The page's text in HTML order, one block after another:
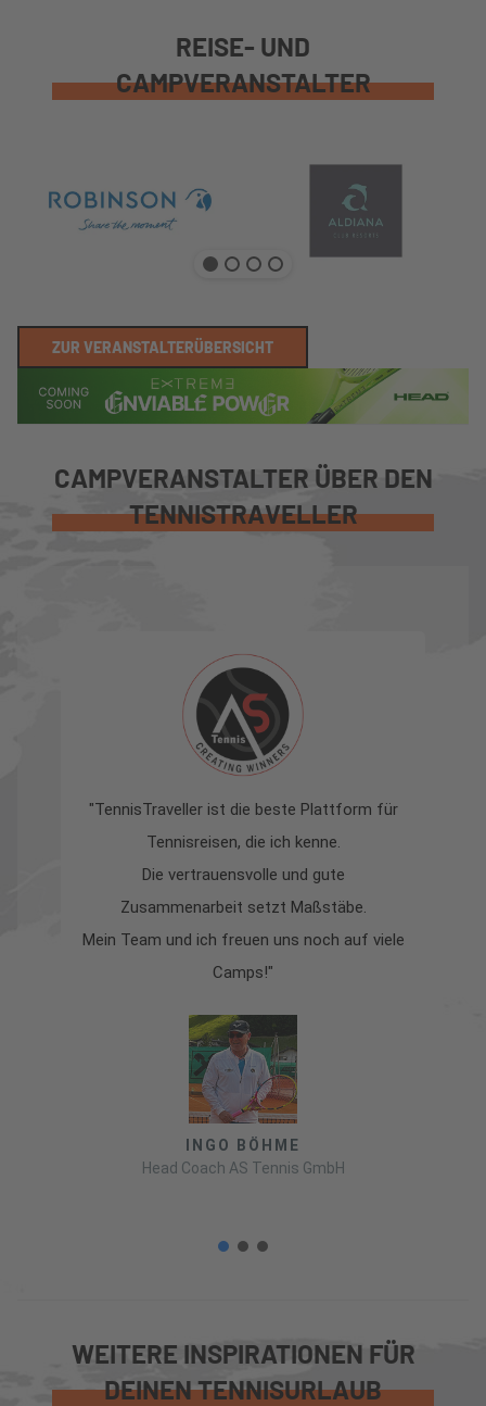
REISE- UND
CAMPVERANSTALTER
ZUR VERANSTALTERÜBERSICHT
CAMPVERANSTALTER ÜBER DEN
TENNISTRAVELLER
"TennisTraveller ist die beste Plattform für
Tennisreisen, die ich kenne.
Die vertrauensvolle und gute
Zusammenarbeit setzt Maßstäbe.
Mein Team und ich freuen uns noch auf viele
Camps!"
INGO BÖHME
Head Coach AS Tennis GmbH
WEITERE INSPIRATIONEN FÜR
DEINEN TENNISURLAUB